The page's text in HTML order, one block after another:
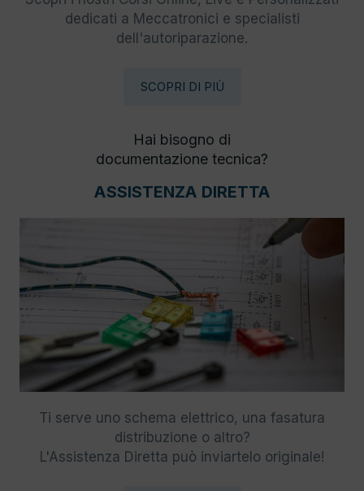
dedicati a Meccatronici e specialisti
dell'autoriparazione.
SCOPRI DI PIÙ
Hai bisogno di
documentazione tecnica?
ASSISTENZA DIRETTA
Ti serve uno schema elettrico, una fasatura
distribuzione o altro?
L'Assistenza Diretta può inviartelo originale!